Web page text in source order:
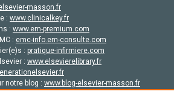
masson.fr
: www.clinicalkey.fr
: www.em-premium.com
: emc-info.em-consulte.com
: pratique-infirmiere.com
: www.elsevierelibrary.fr
notre blog : www.blog-elsevier-masson.fr